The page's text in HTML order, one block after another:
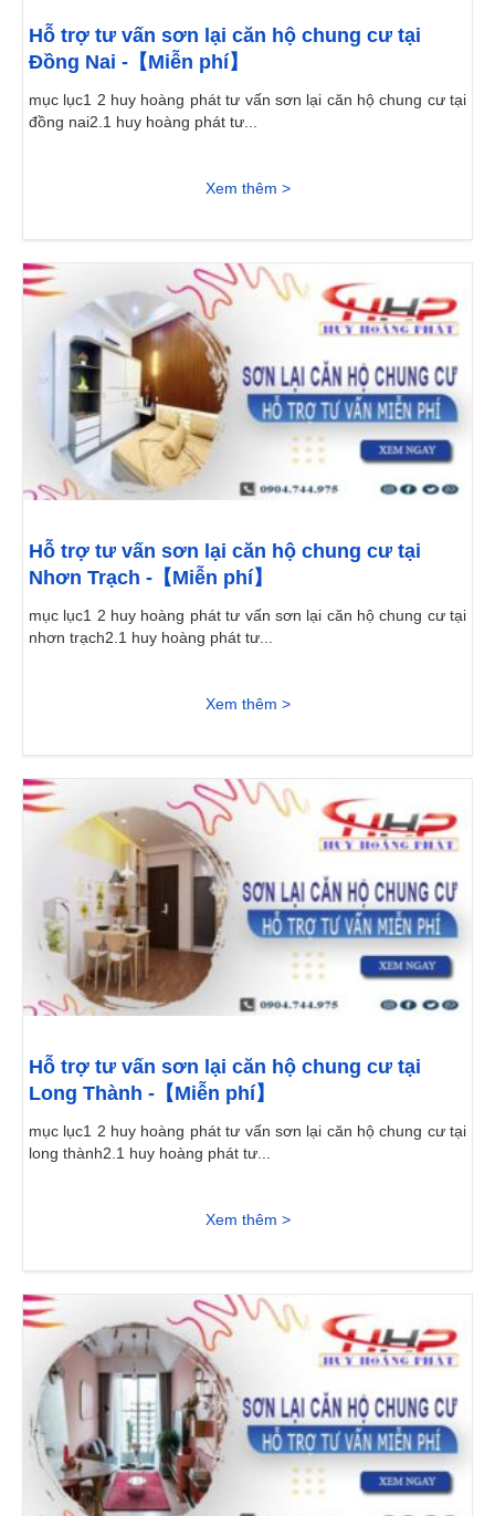
Hỗ trợ tư vấn sơn lại căn hộ chung cư tại
Đồng Nai -【Miễn phí】
mục lục1 2 huy hoàng phát tư vấn sơn lại căn hộ chung cư tại
đồng nai2.1 huy hoàng phát tư...
Xem thêm >
Hỗ trợ tư vấn sơn lại căn hộ chung cư tại
Nhơn Trạch -【Miễn phí】
mục lục1 2 huy hoàng phát tư vấn sơn lại căn hộ chung cư tại
nhơn trạch2.1 huy hoàng phát tư...
Xem thêm >
Hỗ trợ tư vấn sơn lại căn hộ chung cư tại
Long Thành -【Miễn phí】
mục lục1 2 huy hoàng phát tư vấn sơn lại căn hộ chung cư tại
long thành2.1 huy hoàng phát tư...
Xem thêm >